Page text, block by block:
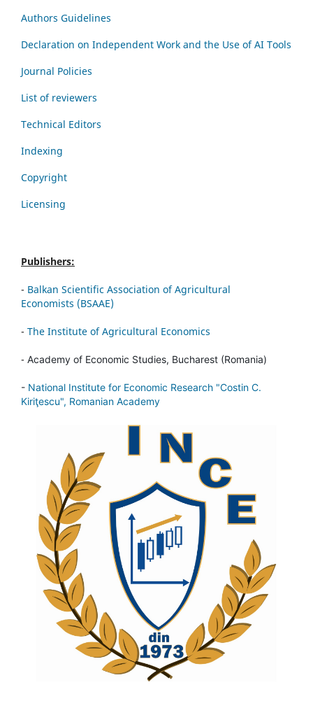
Authors Guidelines
Declaration on Independent Work and the Use of AI Tools
Journal Policies
List of reviewers
Technical Editors
Indexing
Copyright
Licensing
Publishers:
- Balkan Scientific Association of Agricultural
Economists (BSAAE)
- The Institute of Agricultural Economics
- Academy of Economic Studies, Bucharest (Romania)
- National Institute for Economic Research "Costin C.
Kiriţescu", Romanian Academy